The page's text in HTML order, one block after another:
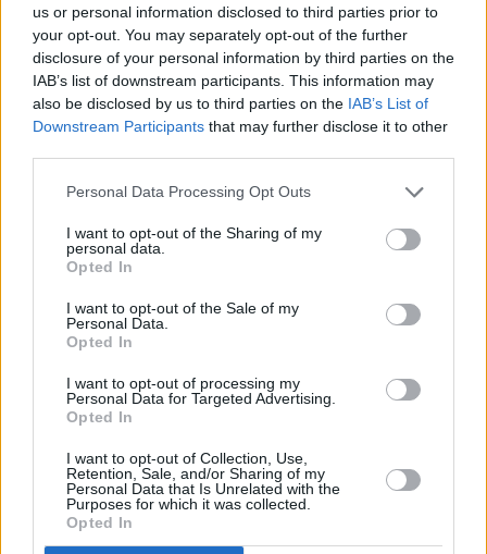
us or personal information disclosed to third parties prior to
your opt-out. You may separately opt-out of the further
disclosure of your personal information by third parties on the
IAB’s list of downstream participants. This information may
also be disclosed by us to third parties on the IAB’s List of
Downstream Participants that may further disclose it to other
Personal Data Processing Opt Outs
I want to opt-out of the Sharing of my
personal data.
Opted In
I want to opt-out of the Sale of my
Personal Data.
Opted In
I want to opt-out of processing my
Personal Data for Targeted Advertising.
Opted In
I want to opt-out of Collection, Use,
Retention, Sale, and/or Sharing of my
Personal Data that Is Unrelated with the
Purposes for which it was collected.
Opted In
μπορούσαν να έχουν και πρακτική αξία για
εκατομμύρια κηδεμόνες. Όπως σημειώνουν,πρόκειται
για την πρώτη επιστημονική ένδειξη ότι η εξοικείωση
και η επαναδραστηριοποίηση μέσω της όσφρησης
μπορεί να βρίσκονται πίσω από την προτίμηση των
οικόσιτων γατών για συχνά, μικρά γεύματα μέσα στη
Η παρατήρηση αυτή μπορεί να φανεί χρήσιμη για νέες
στρατηγικές σίτισης, ειδικά για γάτες με μειωμένη
όρεξη. Η εναλλαγή αρωμάτων ή διαφορετικών τύπων
τροφής θα μπορούσε να βοηθήσει ηλικιωμένα ή
άρρωστα κατοικίδια που δυσκολεύονται να τραφούν
επαρκώς. Επιπλέον, τα ευρήματα μπορεί να βρουν
πρακτική εφαρμογή και στη βιομηχανία pet food, με
διαφοροποίηση των οσμών ώστε να διατηρείται
ζωντανό το ενδιαφέρον των «καταναλωτών» τους.
Δεν φταίει πάντα η… βαρεμάρα
Παρότι η νέα έρευνα εστιάζει στον ρόλο της όσφησης
στη διατροφική συμπεριφορά των αιλουροειδών,